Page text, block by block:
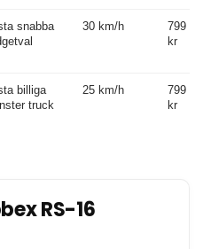
snabba
30 km/h
799
kr
billiga
truck
25 km/h
799
kr
RS-16